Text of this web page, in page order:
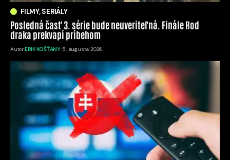
FILMY, SERIÁLY
Posledná časť 3. série bude neuveriteľná. Finále Rod
draka prekvapí príbehom
Autor:ERIK KOŠŤANY 5. augusta 2026